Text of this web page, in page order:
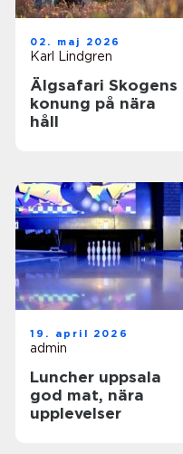
02. maj 2026
Karl Lindgren
Älgsafari Skogens
konung på nära
håll
19. april 2026
admin
Luncher uppsala
god mat, nära
upplevelser